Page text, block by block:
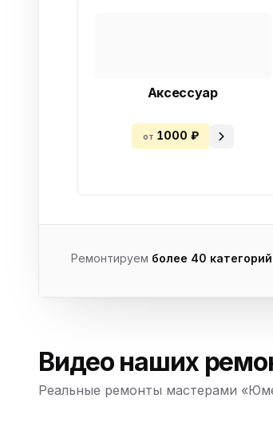
Аксессуар
от 1000 ₽
Ремонтируем более 40 категорий
Видео наших
Реальные ремонты мастерами